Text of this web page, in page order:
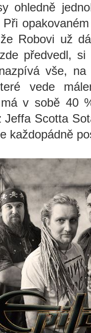
ohledně
Robovi už
předvedl,
vše,
vede
má v sobě 40
Scotta
každopádně